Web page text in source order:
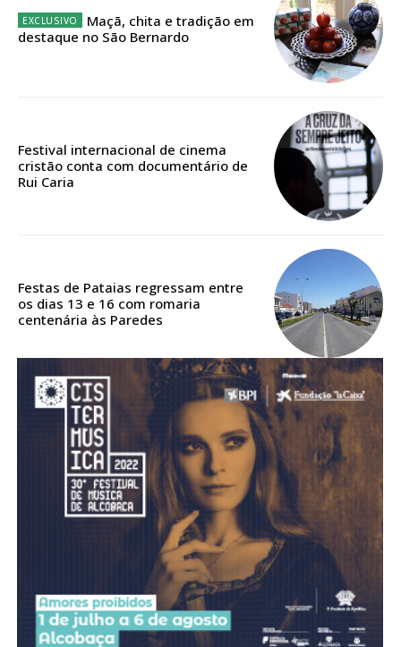
Acesso aos conteúdos Exclusivos para
16€
12 meses
Acesso ao conteúdo online
Acesso aos conteúdos Exclusivos para
assinantes
Ofertas para assinatura anual
Escolha o plano
Maçã, chita e tradição em
destaque no São Bernardo
Festival internacional de cinema
cristão conta com documentário de
Rui Caria
Festas de Pataias regressam entre
os dias 13 e 16 com romaria
centenária às Paredes